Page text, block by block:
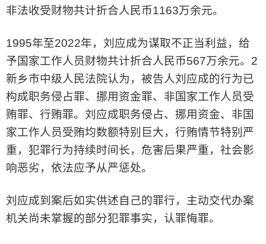
非法收受财物共计折合人民币1163万余元。
1995年至2022年，刘应成为谋取不正当利益，给
予国家工作人员财物共计折合人民币567万余元。2
新乡市中级人民法院认为，被告人刘应成的行为已
构成职务侵占罪、挪用资金罪、非国家工作人员受
贿罪、行贿罪。刘应成职务侵占、挪用资金、非国
家工作人员受贿均数额特别巨大，行贿情节特别严
重，犯罪行为持续时间长，危害后果严重，社会影
响恶劣，依法应予从严惩处。
刘应成到案后如实供述自己的罪行，主动交代办案
机关尚未掌握的部分犯罪事实，认罪悔罪。